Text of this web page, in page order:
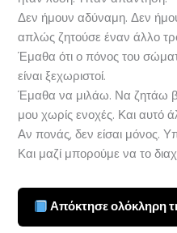
Δεν ήμουν αδύναμη. Δεν
απλώς ζητούσε έναν άλλο
Έμαθα ότι ο πόνος του
είναι ξεχωριστοί.
Έμαθα να μιλάω. Να ζητάω
μου χωρίς ενοχές. Και αυτό
Αν πονάς, δεν είσαι μόνος.
Και μαζί μπορούμε να το
Απόκτησε ολόκληρη